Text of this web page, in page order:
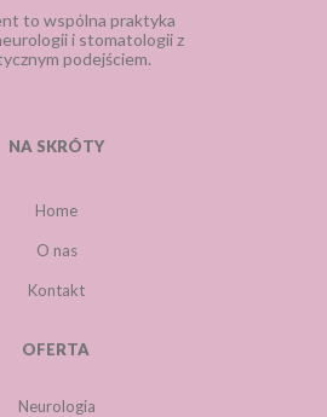
Neurologia
OFERTA
O nas
Home
NA SKRÓTY
Kontakt
to wspólna praktyka
i stomatologii z
podejściem.